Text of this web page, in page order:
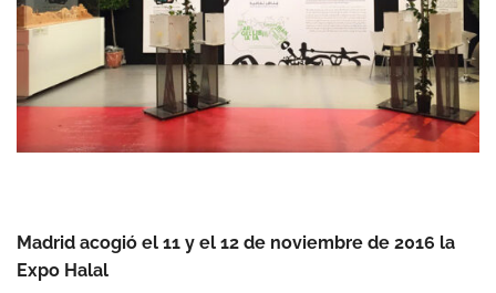
Madrid acogió el 11 y el 12 de noviembre de 2016 la
Expo Halal